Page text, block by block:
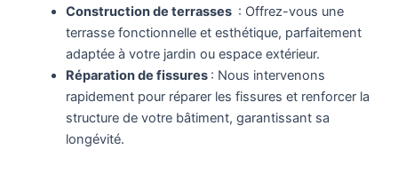
Construction de terrasses : Offrez-vous une
terrasse fonctionnelle et esthétique, parfaitement
adaptée à votre jardin ou espace extérieur.
Réparation de fissures : Nous intervenons
rapidement pour réparer les fissures et renforcer la
structure de votre bâtiment, garantissant sa
longévité.